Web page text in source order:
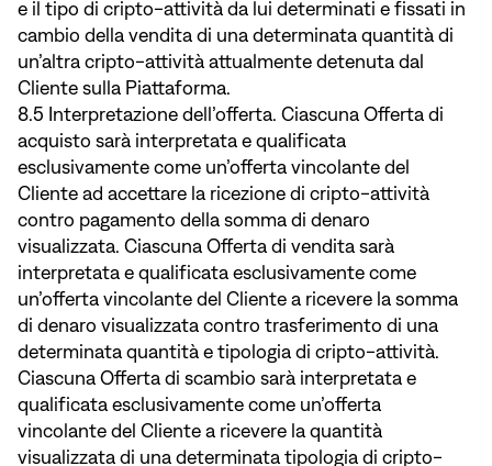
e il tipo di cripto-attività da lui determinati e fissati in
cambio della vendita di una determinata quantità di
un’altra cripto-attività attualmente detenuta dal
Cliente sulla Piattaforma.
8.5 Interpretazione dell’offerta. Ciascuna Offerta di
acquisto sarà interpretata e qualificata
esclusivamente come un’offerta vincolante del
Cliente ad accettare la ricezione di cripto-attività
contro pagamento della somma di denaro
visualizzata. Ciascuna Offerta di vendita sarà
interpretata e qualificata esclusivamente come
un’offerta vincolante del Cliente a ricevere la somma
di denaro visualizzata contro trasferimento di una
determinata quantità e tipologia di cripto-attività.
Ciascuna Offerta di scambio sarà interpretata e
qualificata esclusivamente come un’offerta
vincolante del Cliente a ricevere la quantità
visualizzata di una determinata tipologia di cripto-